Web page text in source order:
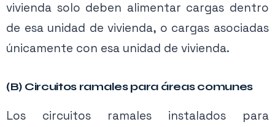
vivienda solo deben alimentar cargas dentro
de esa unidad de vivienda, o cargas asociadas
únicamente con esa unidad de vivienda.
(B) Circuitos ramales para áreas comunes
Los circuitos ramales instalados para